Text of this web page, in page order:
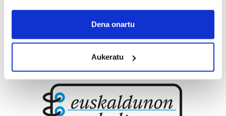
If you allow, we would also like to:
Collect information about your geographical
Identify your device by actively scanning it for
specific characteristics (fingerprinting)
Find out more about how your personal data is processed
and set your preferences in the
details section
Dena onartu
Aukeratu